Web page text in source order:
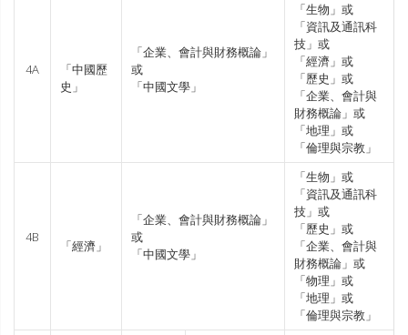
4A
「中國歷
史」
「企業、會計與財務概論」
或
「中國文學」
「生物」或
「資訊及通訊科
技」或
「經濟」或
「歷史」或
「企業、會計與
財務概論」或
「地理」或
「倫理與宗教」
4B
「經濟」
「企業、會計與財務概論」
或
「中國文學」
「生物」或
「資訊及通訊科
技」或
「歷史」或
「企業、會計與
財務概論」或
「物理」或
「地理」或
「倫理與宗教」